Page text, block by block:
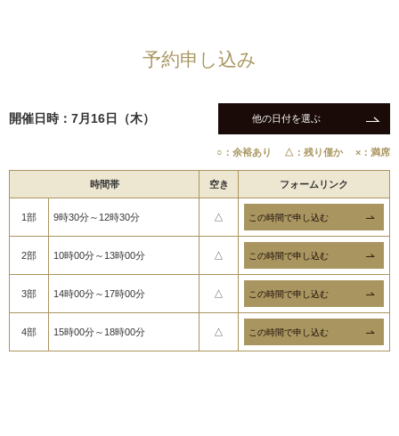
予約申し込み
開催日時：7月16日（木） 他の日付を選ぶ
○：余裕あり △：残り僅か ×：満席
時間帯 空き フォームリンク
1部 9時30分～12時30分 △
2部 10時00分～13時00分 △
3部 14時00分～17時00分 △
4部 15時00分～18時00分 △